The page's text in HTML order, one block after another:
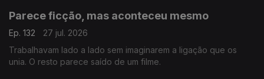
Parece ficção, mas aconteceu mesmo
Ep. 132
27 jul. 2026
Trabalhavam lado a lado sem imaginarem a ligação que os
unia. O resto parece saído de um filme.